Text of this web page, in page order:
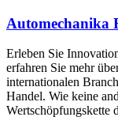
Automechanika
Erleben Sie
erfahren Sie mehr
internationalen
Handel. Wie keine
Wertschöpfungskette